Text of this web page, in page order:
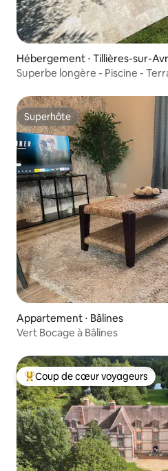
Hébergement ⋅ Tillières-sur-
Superbe longère - Piscine -
Superhôte
Superhôte
Appartement ⋅ Bâlines
Vert Bocage à Bâlines
Coups de cœur voyageurs les
Coup de cœur voyageurs